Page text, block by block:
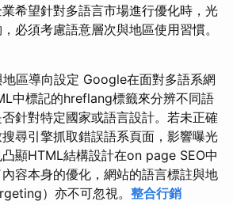
希望針對多語言市場進行優化時，光
必須考慮語意層次與地區使用習慣。
區導向設定 Google在面對多語系網
中標記的hreflang標籤來分辨不同語
針對特定國家或語言設計。若未正確
尋引擎抓取錯誤語系頁面，影響曝光
顯HTML結構設計在on page SEO中
容本身的優化，網站的語言標註與地
）亦不可忽視。 整合行銷